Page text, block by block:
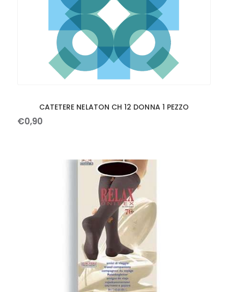
CATETERE NELATON CH 12 DONNA 1 PEZZO
€0,90